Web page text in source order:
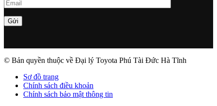
© Bản quyền thuộc về Đại lý Toyota Phú Tài Đức Hà Tĩnh
Sơ đồ trang
Chính sách điều khoản
Chính sách bảo mật thông tin